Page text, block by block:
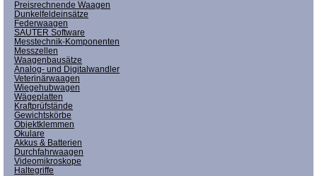
Preisrechnende Waagen
Dunkelfeldeinsätze
Federwaagen
SAUTER Software
Messtechnik-Komponenten
Messzellen
Waagenbausätze
Analog- und Digitalwandler
Veterinärwaagen
Wiegehubwagen
Wägeplatten
Kraftprüfstände
Gewichtskörbe
Objektklemmen
Okulare
Akkus & Batterien
Durchfahrwaagen
Videomikroskope
Haltegriffe